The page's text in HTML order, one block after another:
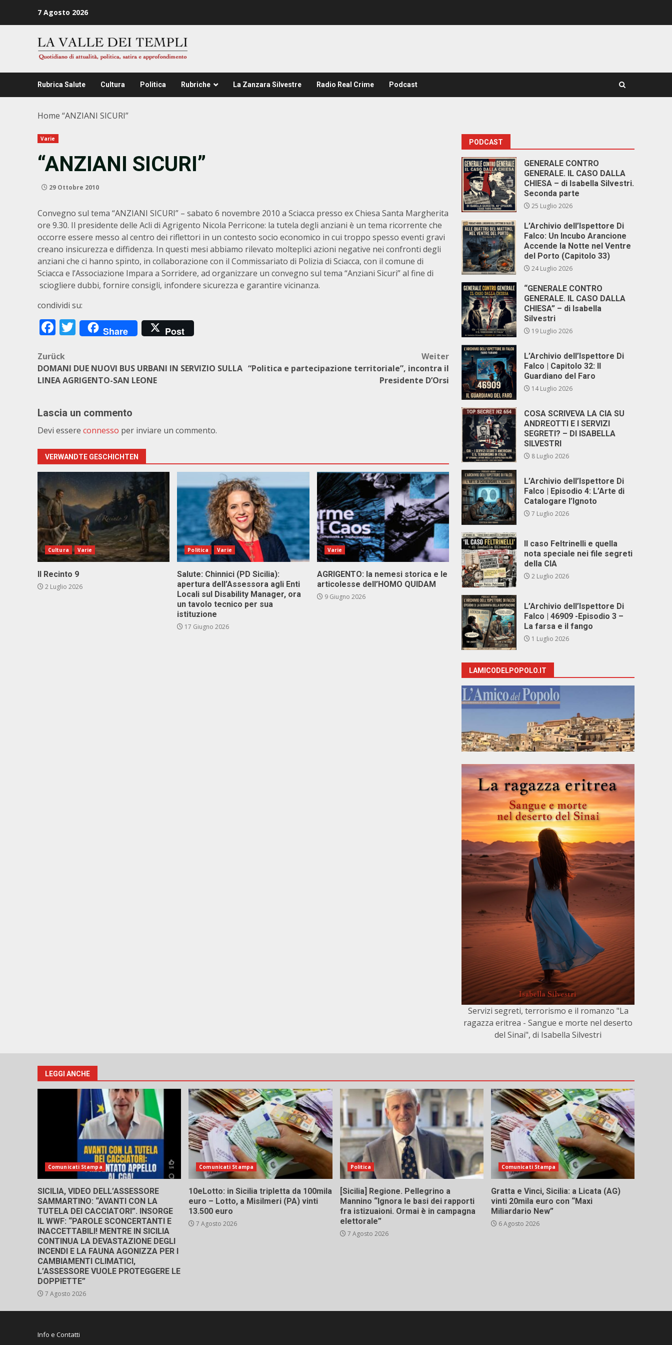
7 Agosto 2026
Rubrica Salute Cultura Politica Rubriche La Zanzara Silvestre Radio Real Crime Podcast
Home “ANZIANI SICURI”
Varie
“ANZIANI SICURI”
29 Ottobre 2010
Convegno sul tema “ANZIANI SICURI” – sabato 6 novembre 2010 a Sciacca presso ex Chiesa Santa Margherita
ore 9.30. Il presidente delle Acli di Agrigento Nicola Perricone: la tutela degli anziani è un tema ricorrente che
occorre essere messo al centro dei riflettori in un contesto socio economico in cui troppo spesso eventi gravi
creano insicurezza e diffidenza. In questi mesi abbiamo rilevato molteplici azioni negative nei confronti degli
anziani che ci hanno spinto, in collaborazione con il Commissariato di Polizia di Sciacca, con il comune di
Sciacca e l’Associazione Impara a Sorridere, ad organizzare un convegno sul tema “Anziani Sicuri” al fine di
sciogliere dubbi, fornire consigli, infondere sicurezza e garantire vicinanza.
condividi su:
Facebook
Twitter
Share Post
Beitragsnavigation
Zurück
DOMANI DUE NUOVI BUS URBANI IN SERVIZIO SULLA
LINEA AGRIGENTO-SAN LEONE
Weiter
“Politica e partecipazione territoriale”, incontra il
Presidente D’Orsi
Lascia un commento
Devi essere connesso per inviare un commento.
VERWANDTE GESCHICHTEN
Cultura Varie
Il Recinto 9
2 Luglio 2026
Politica Varie
Salute: Chinnici (PD Sicilia):
apertura dell’Assessora agli Enti
Locali sul Disability Manager, ora
un tavolo tecnico per sua
istituzione
17 Giugno 2026
Varie
AGRIGENTO: la nemesi storica e le
articolesse dell’HOMO QUIDAM
9 Giugno 2026
PODCAST
GENERALE CONTRO
GENERALE. IL CASO DALLA
CHIESA – di Isabella Silvestri.
Seconda parte
25 Luglio 2026
L’Archivio dell’Ispettore Di
Falco: Un Incubo Arancione
Accende la Notte nel Ventre
del Porto (Capitolo 33)
24 Luglio 2026
“GENERALE CONTRO
GENERALE. IL CASO DALLA
CHIESA” – di Isabella
Silvestri
19 Luglio 2026
L’Archivio dell’Ispettore Di
Falco | Capitolo 32: Il
Guardiano del Faro
14 Luglio 2026
COSA SCRIVEVA LA CIA SU
ANDREOTTI E I SERVIZI
SEGRETI? – DI ISABELLA
SILVESTRI
8 Luglio 2026
L’Archivio dell’Ispettore Di
Falco | Episodio 4: L’Arte di
Catalogare l’Ignoto
7 Luglio 2026
Il caso Feltrinelli e quella
nota speciale nei file segreti
della CIA
2 Luglio 2026
L’Archivio dell’Ispettore Di
Falco | 46909 -Episodio 3 –
La farsa e il fango
1 Luglio 2026
LAMICODELPOPOLO.IT
Servizi segreti, terrorismo e il romanzo "La
ragazza eritrea - Sangue e morte nel deserto
del Sinai", di Isabella Silvestri
LEGGI ANCHE
Comunicati Stampa
SICILIA, VIDEO DELL’ASSESSORE
SAMMARTINO: “AVANTI CON LA
TUTELA DEI CACCIATORI”. INSORGE
IL WWF: “PAROLE SCONCERTANTI E
INACCETTABILI! MENTRE IN SICILIA
CONTINUA LA DEVASTAZIONE DEGLI
INCENDI E LA FAUNA AGONIZZA PER I
CAMBIAMENTI CLIMATICI,
L’ASSESSORE VUOLE PROTEGGERE LE
DOPPIETTE”
7 Agosto 2026
Comunicati Stampa
10eLotto: in Sicilia tripletta da 100mila
euro – Lotto, a Misilmeri (PA) vinti
13.500 euro
7 Agosto 2026
Politica
[Sicilia] Regione. Pellegrino a
Mannino “Ignora le basi dei rapporti
fra istizuaioni. Ormai è in campagna
elettorale”
7 Agosto 2026
Comunicati Stampa
Gratta e Vinci, Sicilia: a Licata (AG)
vinti 20mila euro con “Maxi
Miliardario New”
6 Agosto 2026
Info e Contatti